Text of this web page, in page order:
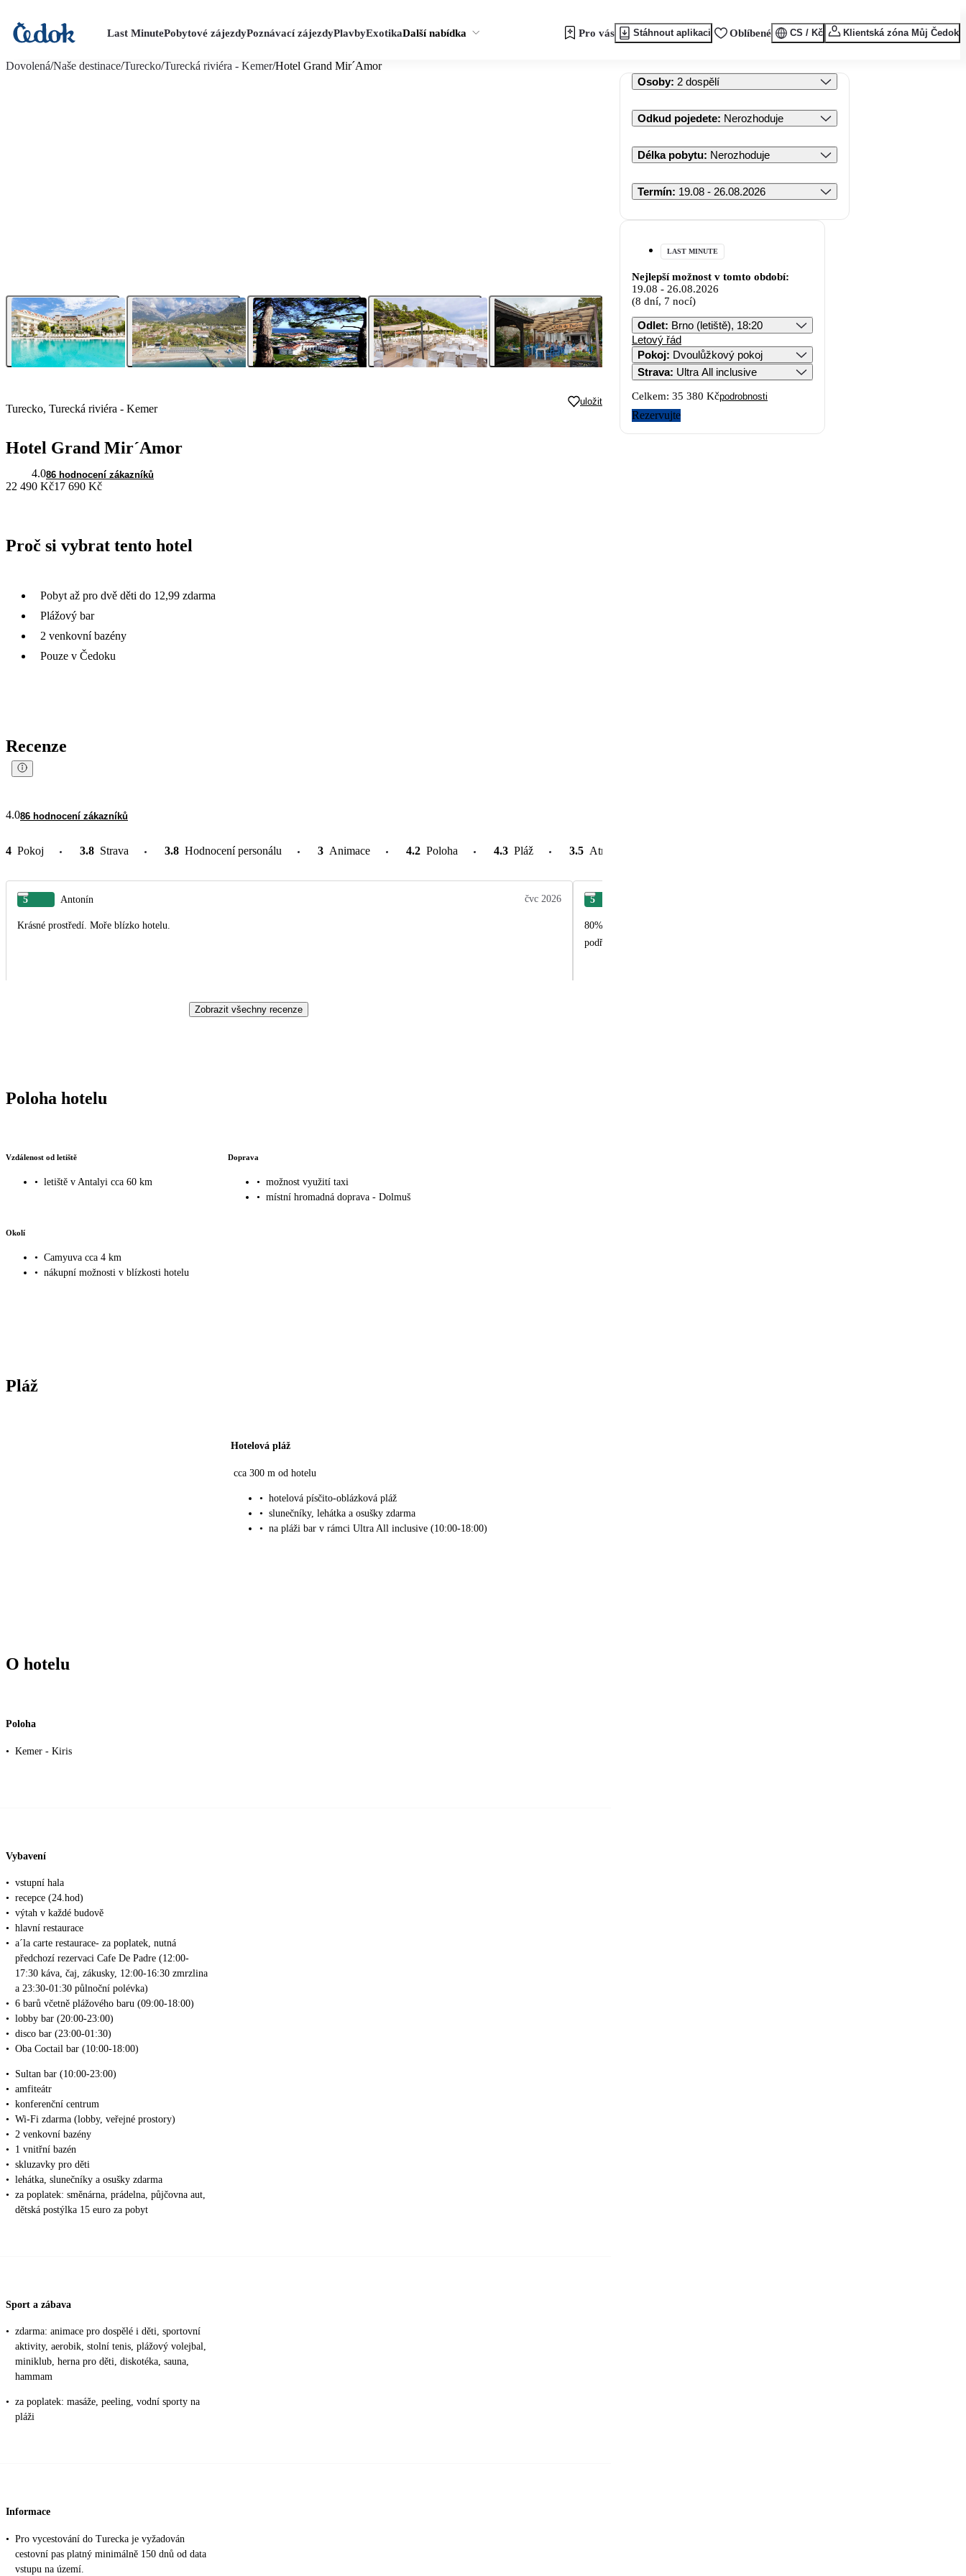
Last MinutePobytové zájezdyPoznávací zájezdyPlavbyExotikaDalší nabídka Pro vás Stáhnout aplikaci Oblíbené CS / Kč Klientská zóna Můj Čedok
Dovolená/Naše destinace/Turecko/Turecká riviéra - Kemer/Hotel Grand Mir´Amor
Turecko, Turecká riviéra - Kemer
uložit
Hotel Grand Mir´Amor
4.086 hodnocení zákazníků
22 490 Kč17 690 Kč
Proč si vybrat tento hotel
Pobyt až pro dvě děti do 12,99 zdarma
Plážový bar
2 venkovní bazény
Pouze v Čedoku
Recenze
4.086 hodnocení zákazníků
4 Pokoj 3.8 Strava 3.8 Hodnocení personálu 3 Animace 4.2 Poloha 4.3 Pláž 3.5 Atrakce v okolí
5 Antonín čvc 2026
Krásné prostředí. Moře blízko hotelu.
5
80% rusky mluvící klienteli. Pro klienty starších ročníků, při ruských písních naskakuje husí
podřizuje ruské klientele. Jinak hotel a poloha super. Výlety a delagáti super.
Zobrazit všechny recenze
Poloha hotelu
Vzdálenost od letiště
• letiště v Antalyi cca 60 km
Doprava
• možnost využití taxi
• místní hromadná doprava - Dolmuš
Okolí
• Camyuva cca 4 km
• nákupní možnosti v blízkosti hotelu
Pláž
Hotelová pláž
cca 300 m od hotelu
• hotelová písčito-oblázková pláž
• slunečníky, lehátka a osušky zdarma
• na pláži bar v rámci Ultra All inclusive (10:00-18:00)
O hotelu
Poloha
• Kemer - Kiris
Vybavení
• vstupní hala
• recepce (24.hod)
• výtah v každé budově
• hlavní restaurace
• a´la carte restaurace- za poplatek, nutná
předchozí rezervaci Cafe De Padre (12:00-
17:30 káva, čaj, zákusky, 12:00-16:30 zmrzlina
a 23:30-01:30 půlnoční polévka)
• 6 barů včetně plážového baru (09:00-18:00)
• lobby bar (20:00-23:00)
• disco bar (23:00-01:30)
• Oba Coctail bar (10:00-18:00)
•
Sultan bar (10:00-23:00)
• amfiteátr
• konferenční centrum
• Wi-Fi zdarma (lobby, veřejné prostory)
• 2 venkovní bazény
•
1 vnitřní bazén
• skluzavky pro děti
• lehátka, slunečníky a osušky zdarma
• za poplatek: směnárna, prádelna, půjčovna aut,
dětská postýlka 15 euro za pobyt
Sport a zábava
• zdarma: animace pro dospělé i děti, sportovní
aktivity, aerobik, stolní tenis, plážový volejbal,
miniklub, herna pro děti, diskotéka, sauna,
hammam
• za poplatek: masáže, peeling, vodní sporty na
pláži
Informace
• Pro vycestování do Turecka je vyžadován
cestovní pas platný minimálně 150 dnů od data
vstupu na území.
Osoby: 2 dospělí
Odkud pojedete: Nerozhoduje
Délka pobytu: Nerozhoduje
Termín: 19.08 - 26.08.2026
LAST MINUTE
Nejlepší možnost v tomto období:
19.08 - 26.08.2026
(8 dní, 7 nocí)
Odlet: Brno (letiště), 18:20
Letový řád
Pokoj: Dvoulůžkový pokoj
Strava: Ultra All inclusive
Celkem: 35 380 Kčpodrobnosti
Rezervujte